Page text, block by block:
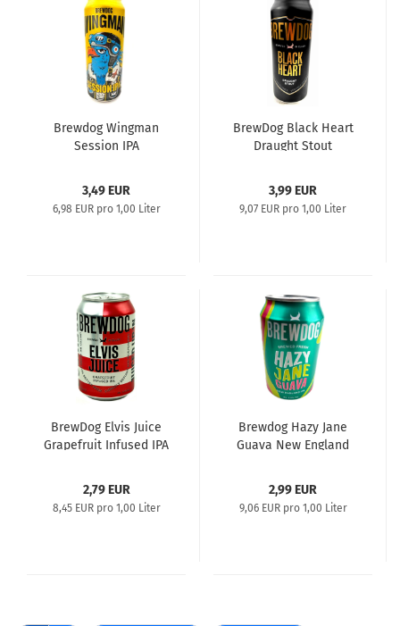
Brewdog Wingman
Session IPA
3,49 EUR
6,98 EUR pro 1,00 Liter
BrewDog Black Heart
Draught Stout
3,99 EUR
9,07 EUR pro 1,00 Liter
BrewDog Elvis Juice
Grapefruit Infused IPA
2,79 EUR
8,45 EUR pro 1,00 Liter
Brewdog Hazy Jane
Guava New England
2,99 EUR
9,06 EUR pro 1,00 Liter